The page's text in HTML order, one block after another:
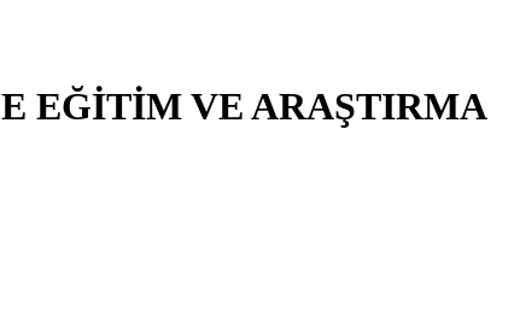
EĞİTİM VE ARAŞTIRMA